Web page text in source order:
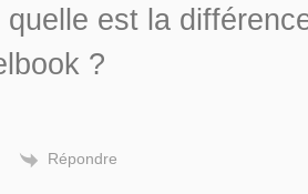
quelle est la
?
Répondre